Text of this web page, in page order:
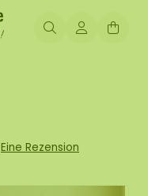
Eine Rezension